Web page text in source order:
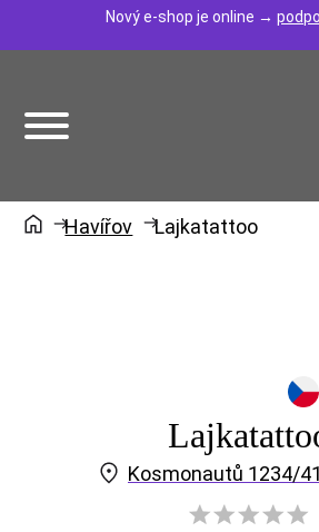
Nový e-shop je online →
Havířov Lajkatattoo
Kosmonautů 1234/